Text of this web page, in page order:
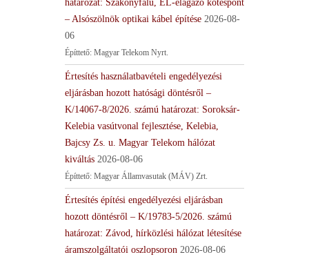
határozat: Szakonyfalu, EL-elágazó kötéspont
– Alsószölnök optikai kábel építése 2026-08-
06
Építtető: Magyar Telekom Nyrt.
Értesítés használatbavételi engedélyezési
eljárásban hozott hatósági döntésről –
K/14067-8/2026. számú határozat: Soroksár-
Kelebia vasútvonal fejlesztése, Kelebia,
Bajcsy Zs. u. Magyar Telekom hálózat
kiváltás 2026-08-06
Építtető: Magyar Államvasutak (MÁV) Zrt.
Értesítés építési engedélyezési eljárásban
hozott döntésről – K/19783-5/2026. számú
határozat: Závod, hírközlési hálózat létesítése
áramszolgáltatói oszlopsoron 2026-08-06